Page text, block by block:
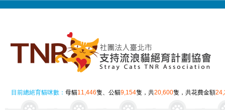
目前總絕育貓咪數：母貓11,446隻、公貓9,154隻，共20,600隻，共花費金額